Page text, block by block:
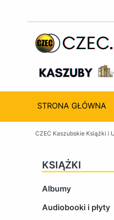
STRONA GŁÓWNA
CZEC Kaszubskie Książki i
KSIĄŻKI
Albumy
Audiobooki i płyty